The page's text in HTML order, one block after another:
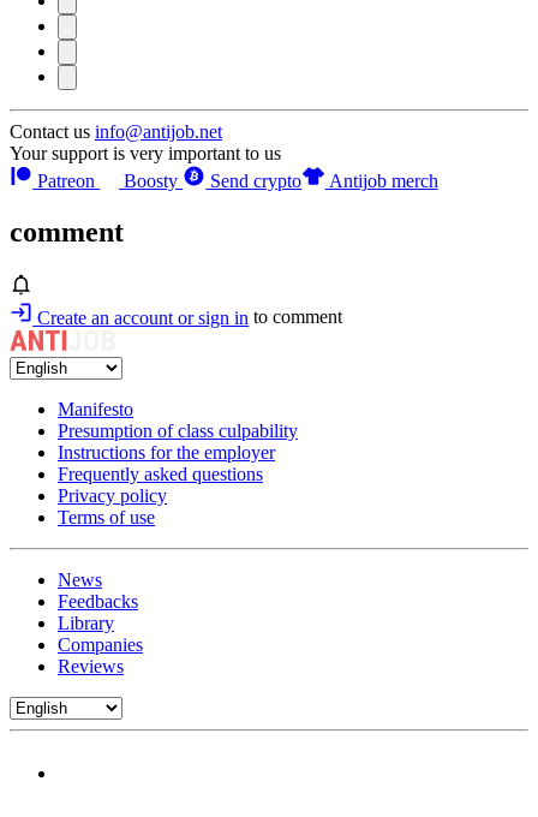
Contact us info@antijob.net
Your support is very important to us
Patreon
Boosty Send crypto Antijob merch
comment
Create an account or sign in to comment
Manifesto
Presumption of class culpability
Instructions for the employer
Frequently asked questions
Privacy policy
Terms of use
News
Feedbacks
Library
Companies
Reviews